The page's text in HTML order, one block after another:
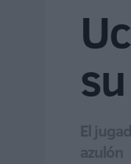
El
azulón